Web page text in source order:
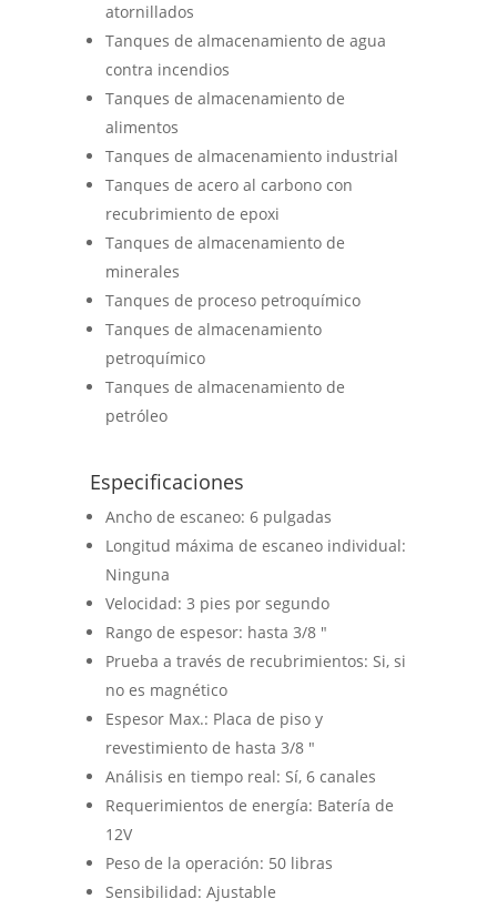
atornillados
Tanques de almacenamiento de agua
contra incendios
Tanques de almacenamiento de
alimentos
Tanques de almacenamiento industrial
Tanques de acero al carbono con
recubrimiento de epoxi
Tanques de almacenamiento de
minerales
Tanques de proceso petroquímico
Tanques de almacenamiento
petroquímico
Tanques de almacenamiento de
petróleo
Especificaciones
Ancho de escaneo: 6 pulgadas
Longitud máxima de escaneo individual:
Ninguna
Velocidad: 3 pies por segundo
Rango de espesor: hasta 3/8 ″
Prueba a través de recubrimientos: Si, si
no es magnético
Espesor Max.: Placa de piso y
revestimiento de hasta 3/8 ″
Análisis en tiempo real: Sí, 6 canales
Requerimientos de energía: Batería de
12V
Peso de la operación: 50 libras
Sensibilidad: Ajustable